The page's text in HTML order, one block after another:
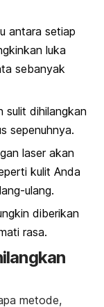
antara setiap
luka
sebanyak
sulit dihilangkan
sepenuhnya.
laser akan
kulit Anda
ulang.
diberikan
rasa.
metode,